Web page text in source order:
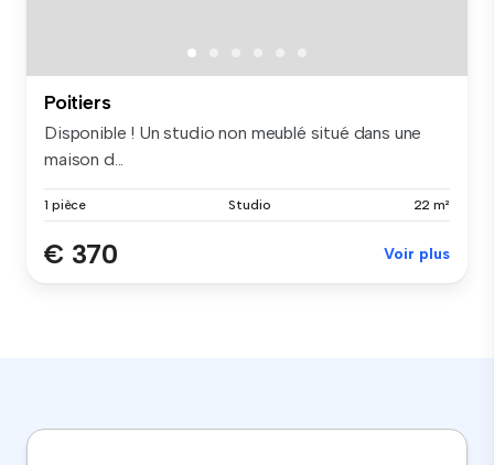
Poitiers
Disponible ! Un studio non meublé situé dans une
maison d...
1 pièce Studio 22 m²
€ 370 Voir plus